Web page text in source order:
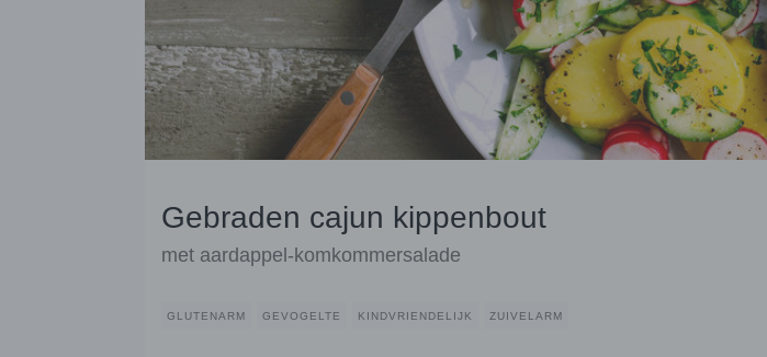
Gebraden cajun kippenbout
met aardappel-komkommersalade
GLUTENARM GEVOGELTE KINDVRIENDELIJK ZUIVELARM